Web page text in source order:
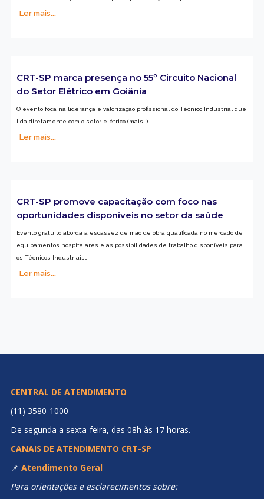
Ler mais...
CRT-SP marca presença no 55º Circuito Nacional
do Setor Elétrico em Goiânia
O evento foca na liderança e valorização profissional do Técnico Industrial que
lida diretamente com o setor elétrico (mais…)
Ler mais...
CRT-SP promove capacitação com foco nas
oportunidades disponíveis no setor da saúde
Evento gratuito aborda a escassez de mão de obra qualificada no mercado de
equipamentos hospitalares e as possibilidades de trabalho disponíveis para
os Técnicos Industriais…
Ler mais...
CENTRAL DE ATENDIMENTO
(11) 3580-1000
De segunda a sexta-feira, das 08h às 17 horas.
CANAIS DE ATENDIMENTO CRT-SP
📌 Atendimento Geral
Para orientações e esclarecimentos sobre: